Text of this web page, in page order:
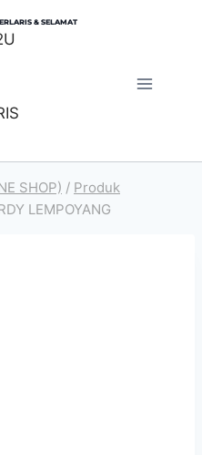
& SELAMAT
SHOP) / Produk
LEMPOYANG